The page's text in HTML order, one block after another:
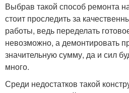
Выбрав такой способ ремонта
стоит проследить за
работы, ведь переделать
невозможно, а демонтировать
значительную сумму, да и сил
много.
Среди недостатков такой